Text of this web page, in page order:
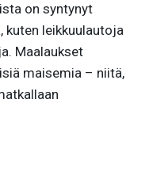
on syntynyt
kuten leikkuulautoja
Maalaukset
maisemia – niitä,